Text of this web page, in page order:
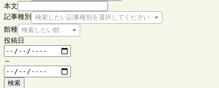
本文
記事種別
検索したい記事種別を選択してください
館種 検索したい館種を選択してください
投稿日
～
検索